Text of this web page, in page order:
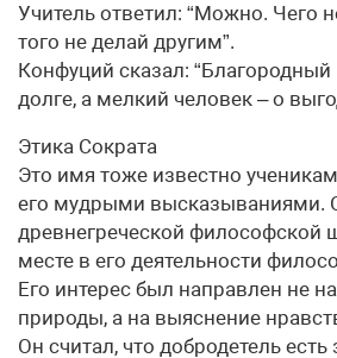
Учитель ответил: “Можно. Чего
того не делай другим”.
Конфуций сказал:
долге, а мелкий человек – о
Этика Сократа
Это имя тоже известно
его мудрыми высказываниями.
древнегреческой философской
месте в его деятельности
Его интерес был направлен не
природы, а на выяснение
Он считал, что добродетель